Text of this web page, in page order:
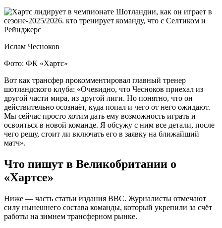
Ислам Чесноков
Фото: ФК «Хартс»
Вот как трансфер прокомментировал главный тренер
шотландского клуба: «Очевидно, что Чесноков приехал из
другой части мира, из другой лиги. Но понятно, что он
действительно осознаёт, куда попал и чего от него ожидают.
Мы сейчас просто хотим дать ему возможность играть и
освоиться в новой команде. Я обсужу с ним все детали, после
чего решу, стоит ли включать его в заявку на ближайший
матч».
Что пишут в Великобритании о
«Хартсе»
Ниже — часть статьи издания BBC. Журналисты отмечают
силу нынешнего состава команды, который укрепили за счёт
работы на зимнем трансферном рынке.